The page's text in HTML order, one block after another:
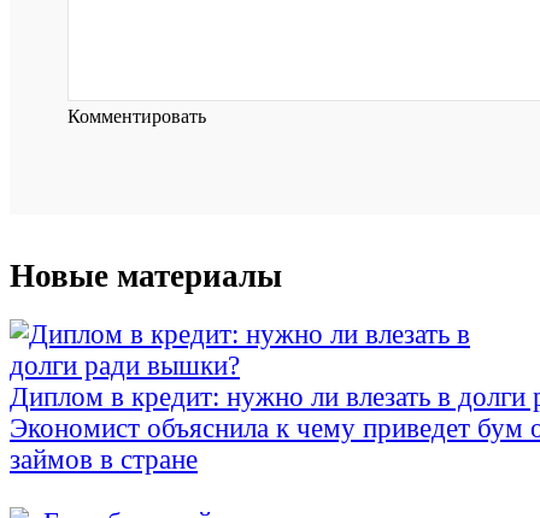
Комментировать
Новые материалы
Диплом в кредит: нужно ли влезать в
Экономист объяснила к чему приведет бум
займов в стране